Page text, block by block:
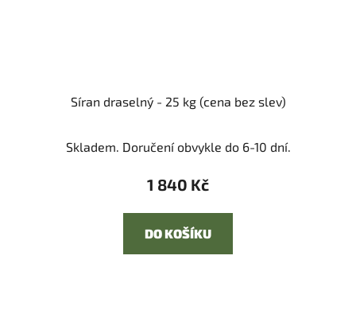
Síran draselný - 25 kg (cena bez slev)
Skladem. Doručení obvykle do 6-10 dní.
1 840 Kč
DO KOŠÍKU